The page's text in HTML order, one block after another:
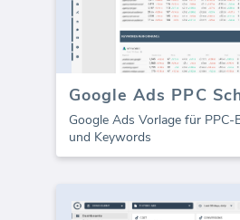
Google Ads Vorlage für PPC-
und Keywords